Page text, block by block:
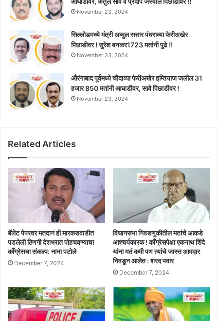
November 23, 2024
सिल्लोडमध्ये मंत्री अब्दुल सत्तार पंधराव्या फेरीअखेर
पिछाडीवर ! सुरेश बनकर1723 मतांनी पुढे !!
November 23, 2024
औरंगाबाद पूर्वमध्ये चौदाव्या फेरीअखेर इम्तियाज जलील 31
हजार 850 मतांनी आघाडीवर, सावे पिछाडीवर !
November 23, 2024
Related Articles
बॅलेट पेपरवर मतदान ही मारकडवाडीत
पडलेली ठिणगी देशभरात पोहचवण्याचा
काँग्रेसचा संकल्प: नाना पटोले
December 7, 2024
विधानसभा निवडणुकीतील मतांचे आकडे
आश्चर्यकारक ! काँग्रेसपेक्षा एकनाथ शिंदे
यांना मतं कमी पण त्यांचे जास्त आमदार
निवडून आलेत : शरद पवार
December 7, 2024